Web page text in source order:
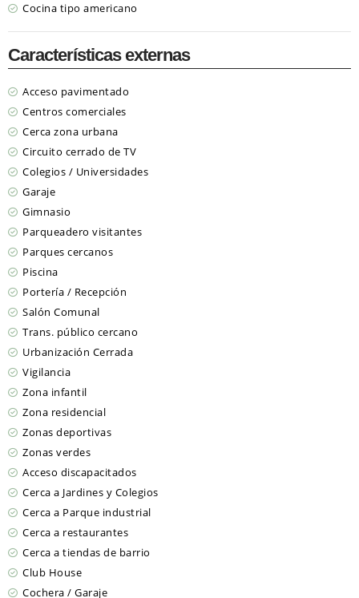
Cocina tipo americano
Características externas
Acceso pavimentado
Centros comerciales
Cerca zona urbana
Circuito cerrado de TV
Colegios / Universidades
Garaje
Gimnasio
Parqueadero visitantes
Parques cercanos
Piscina
Portería / Recepción
Salón Comunal
Trans. público cercano
Urbanización Cerrada
Vigilancia
Zona infantil
Zona residencial
Zonas deportivas
Zonas verdes
Acceso discapacitados
Cerca a Jardines y Colegios
Cerca a Parque industrial
Cerca a restaurantes
Cerca a tiendas de barrio
Club House
Cochera / Garaje